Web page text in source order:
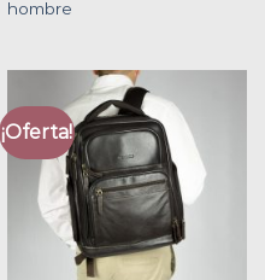
hombre
¡Oferta!